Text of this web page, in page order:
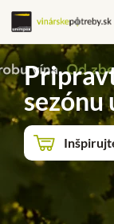
sezónu